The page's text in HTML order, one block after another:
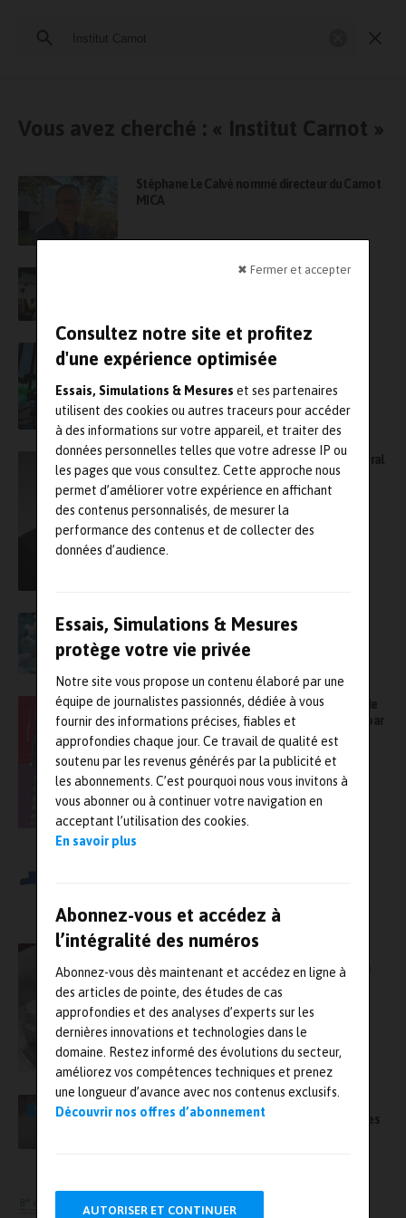
✖ Fermer et accepter
Consultez notre site et profitez
d'une expérience optimisée
Essais, Simulations & Mesures et ses partenaires
utilisent des cookies ou autres traceurs pour accéder
à des informations sur votre appareil, et traiter des
données personnelles telles que votre adresse IP ou
les pages que vous consultez. Cette approche nous
permet d’améliorer votre expérience en affichant
des contenus personnalisés, de mesurer la
performance des contenus et de collecter des
données d’audience.
Essais, Simulations & Mesures
protège votre vie privée
Notre site vous propose un contenu élaboré par une
équipe de journalistes passionnés, dédiée à vous
fournir des informations précises, fiables et
approfondies chaque jour. Ce travail de qualité est
soutenu par les revenus générés par la publicité et
les abonnements. C’est pourquoi nous vous invitons à
vous abonner ou à continuer votre navigation en
acceptant l’utilisation des cookies.
En savoir plus
Abonnez-vous et accédez à
l’intégralité des numéros
Abonnez-vous dès maintenant et accédez en ligne à
des articles de pointe, des études de cas
approfondies et des analyses d’experts sur les
dernières innovations et technologies dans le
domaine. Restez informé des évolutions du secteur,
améliorez vos compétences techniques et prenez
une longueur d’avance avec nos contenus exclusifs.
Découvrir nos offres d’abonnement
AUTORISER ET CONTINUER
Vous avez cherché : « Institut Carnot »
Stéphane Le Calvé nommé directeur du Carnot
MICA
Les prochains Rendez-Vous Carnot se
Les Arts et Métiers renouvellent leur
partenariat avec l’Ecole Navale
Stéphane Le Guirriec, nommé directeur général
du Centre d’études et de recherches de
l’industrie du béton (Cerib)
Arts&Métiers lance le Lispen, un nouveau
Le Cetim annonce la parution d’un ouvrage de
référence sur le mécanisme de fragilisation par
l’hydrogène
assemblages
Metal AMS : Première édition du Symposium
international fabrication additive métallique
les 13 et 14 avril au Cetim, à Senlis
Le Cetim s’équipe d’un nouveau vibrophore
pour les essais de fortes charges à fréquences
VIDÉO
retrouve à Fatigue Design, les 20 et 21
novembre au Cetim (Senlis)